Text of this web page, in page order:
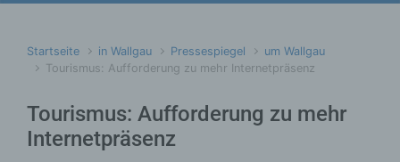
Startseite in Wallgau Pressespiegel
um Wallgau
Tourismus: Aufforderung zu mehr Internetpräsenz
Tourismus: Aufforderung zu mehr
Internetpräsenz